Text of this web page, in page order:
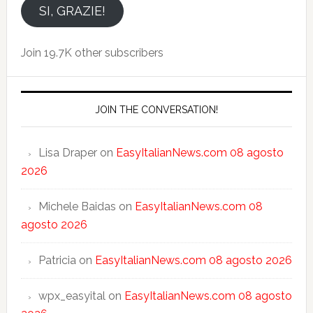
emailSI, GRAZIE!
Join 19.7K other subscribers
JOIN THE CONVERSATION!
Lisa Draperon EasyItalianNews.com 08 agosto
2026
Michele Baidas on EasyItalianNews.com 08
agosto 2026
Patriciaon EasyItalianNews.com 08 agosto 2026
wpx_easyitalon EasyItalianNews.com 08 agosto